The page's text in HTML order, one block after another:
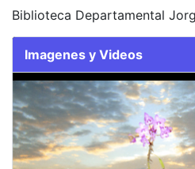
Biblioteca Departamental
Imagenes y Videos
Slide 1 of 1